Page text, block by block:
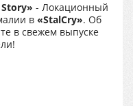
- Локационный
в «StalCry». Об
в свежем выпуске